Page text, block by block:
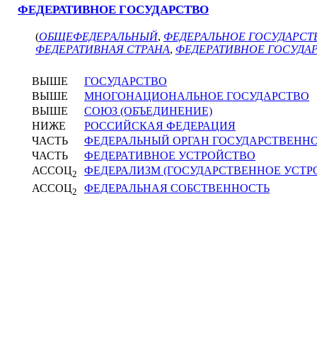
ФЕДЕРАТИВНОЕ ГОСУДАРСТВО
(ОБЩЕФЕДЕРАЛЬНЫЙ, ФЕДЕРАЛЬНОЕ
ФЕДЕРАТИВНАЯ СТРАНА, ФЕДЕРАТИВНОЕ
ВЫШЕ
ГОСУДАРСТВО
ВЫШЕ
МНОГОНАЦИОНАЛЬНОЕ ГОСУДАРСТВО
ВЫШЕ
СОЮЗ (ОБЪЕДИНЕНИЕ)
НИЖЕ
РОССИЙСКАЯ ФЕДЕРАЦИЯ
ЧАСТЬ
ФЕДЕРАЛЬНЫЙ ОРГАН
ЧАСТЬ
ФЕДЕРАТИВНОЕ УСТРОЙСТВО
АССОЦ2
ФЕДЕРАЛИЗМ (ГОСУДАРСТВЕННОЕ
АССОЦ2 ФЕДЕРАЛЬНАЯ СОБСТВЕННОСТЬ